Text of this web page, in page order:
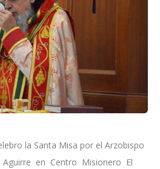
la Santa Misa por el Arzobispo
en Centro Misionero El